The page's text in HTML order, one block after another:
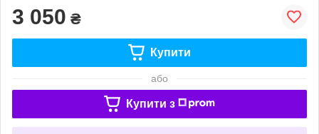
3 050 ₴
Купити
або
Купити з